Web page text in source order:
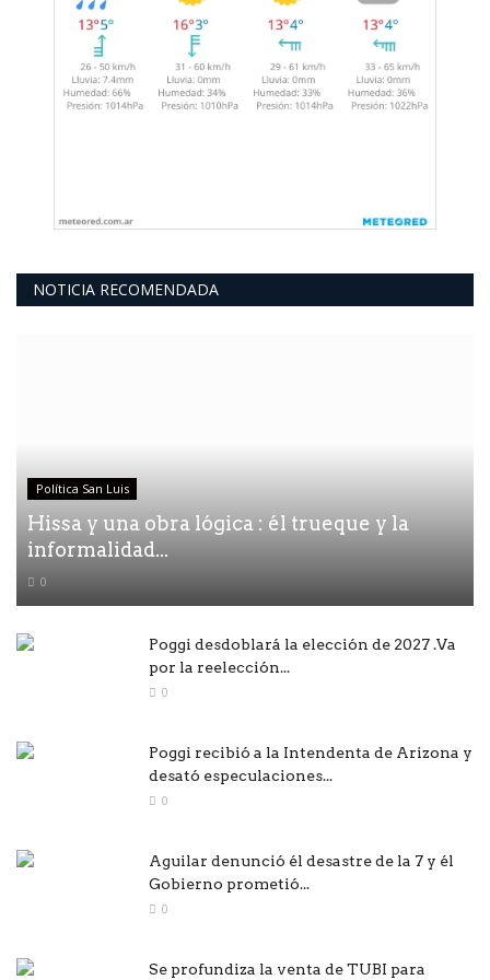
NOTICIA RECOMENDADA
Política San Luis
Hissa y una obra lógica : él trueque y la
informalidad...
0
Poggi desdoblará la elección de 2027 .Va
por la reelección...
0
Poggi recibió a la Intendenta de Arizona y
desató especulaciones...
0
Aguilar denunció él desastre de la 7 y él
Gobierno prometió...
0
Se profundiza la venta de TUBI para